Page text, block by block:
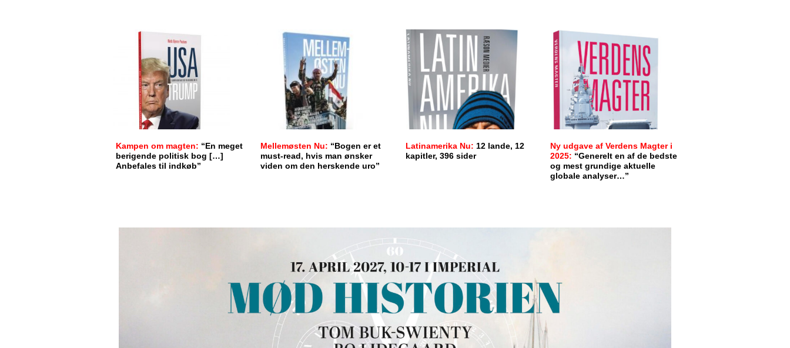
Kampen om magten: “En meget
berigende politisk bog […]
Anbefales til indkøb”
Mellemøsten Nu: “Bogen er et
must-read, hvis man ønsker
viden om den herskende uro”
Latinamerika Nu: 12 lande, 12
kapitler, 396 sider
Ny udgave af Verdens Magter i
2025: “Generelt en af de bedste
og mest grundige aktuelle
globale analyser…”